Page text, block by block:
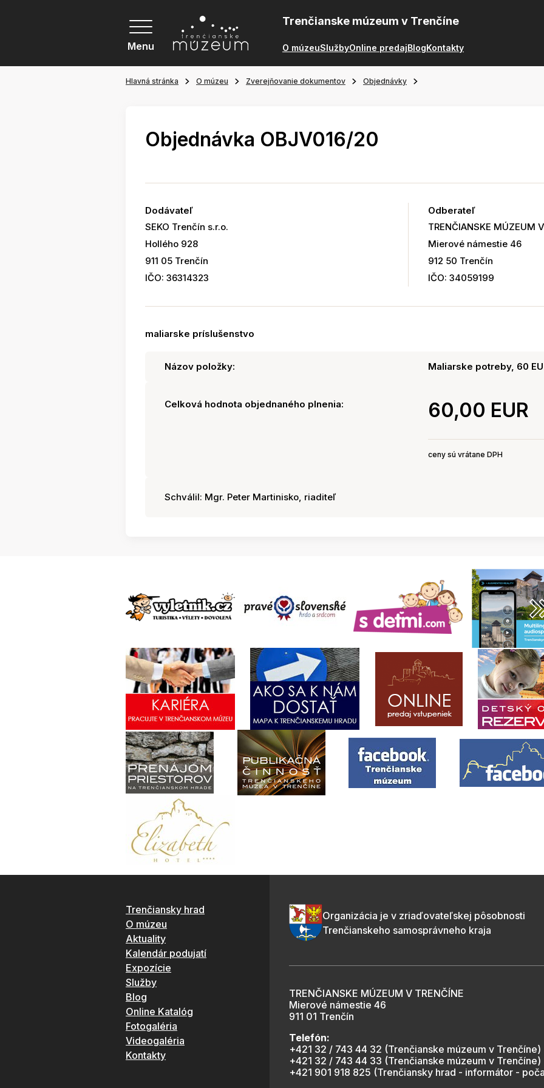
Menu
Trenčianske múzeum v Trenčíne
O múzeuSlužbyOnline predajBlogKontakty
Hlavná stránka O múzeu Zverejňovanie dokumentov Objednávky
Objednávka OBJV016/20
Dodávateľ
SEKO Trenčín s.r.o.
Hollého 928
911 05 Trenčín
IČO: 36314323
Odberateľ
TRENČIANSKE MÚZEUM
Mierové námestie 46
912 50 Trenčín
IČO: 34059199
maliarske príslušenstvo
Názov položky: Maliarske potreby, 60
Celková hodnota objednaného plnenia: 60,00 EUR
ceny sú vrátane DPH
Schválil: Mgr. Peter Martinisko, riaditeľ
Trenčiansky hrad
O múzeu
Aktuality
Kalendár podujatí
Expozície
Služby
Blog
Online Katalóg
Fotogaléria
Videogaléria
Kontakty
Organizácia je v zriaďovateľskej pôsobnosti
Trenčianskeho samosprávneho kraja
TRENČIANSKE MÚZEUM V TRENČÍNE
Mierové námestie 46
911 01 Trenčín
Telefón:
+421 32 / 743 44 32 (Trenčianske múzeum v Trenčíne)
+421 32 / 743 44 33 (Trenčianske múzeum v Trenčíne)
+421 901 918 825 (Trenčiansky hrad - informátor -